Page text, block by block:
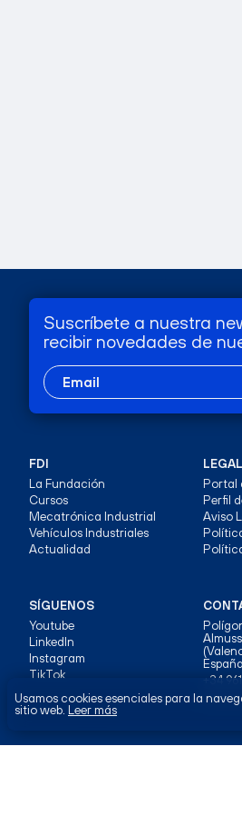
Usamos cookies esenciales para la
sitio web. Leer más
Suscríbete a nuestra
recibir novedades de
FDI
La Fundación
Cursos
Mecatrónica Industrial
Vehículos Industriales
Actualidad
LEGAL
Portal
Perfil
Aviso
SÍGUENOS
Youtube
LinkedIn
Instagram
TikTok
España
+34